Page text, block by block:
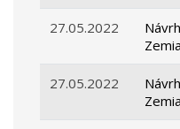
27.05.2022
27.05.2022